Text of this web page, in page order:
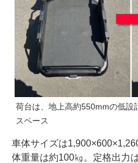
荷台は、地上高約550mmの低設
スペース
車体サイズは
体重量は約100㎏。定格出力